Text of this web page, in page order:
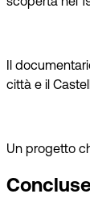
Il
città e il
Un progetto